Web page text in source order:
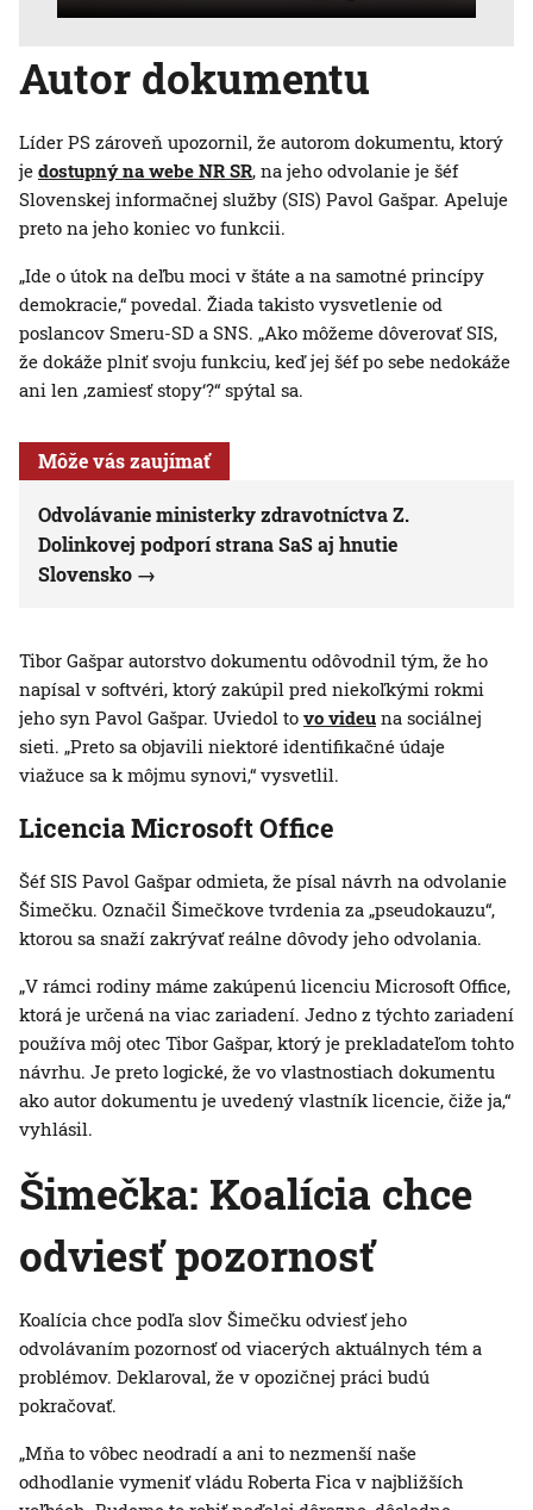
Autor dokumentu
Líder PS zároveň upozornil, že autorom dokumentu, ktorý
je dostupný na webe NR SR, na jeho odvolanie je šéf
Slovenskej informačnej služby (SIS) Pavol Gašpar. Apeluje
preto na jeho koniec vo funkcii.
„Ide o útok na deľbu moci v štáte a na samotné princípy
demokracie,“ povedal. Žiada takisto vysvetlenie od
poslancov Smeru-SD a SNS. „Ako môžeme dôverovať SIS,
že dokáže plniť svoju funkciu, keď jej šéf po sebe nedokáže
ani len ‚zamiesť stopy‘?“ spýtal sa.
Môže vás zaujímať
Odvolávanie ministerky zdravotníctva Z.
Dolinkovej podporí strana SaS aj hnutie
Slovensko
Tibor Gašpar autorstvo dokumentu odôvodnil tým, že ho
napísal v softvéri, ktorý zakúpil pred niekoľkými rokmi
jeho syn Pavol Gašpar. Uviedol to vo videu na sociálnej
sieti. „Preto sa objavili niektoré identifikačné údaje
viažuce sa k môjmu synovi,“ vysvetlil.
Licencia Microsoft Office
Šéf SIS Pavol Gašpar odmieta, že písal návrh na odvolanie
Šimečku. Označil Šimečkove tvrdenia za „pseudokauzu“,
ktorou sa snaží zakrývať reálne dôvody jeho odvolania.
„V rámci rodiny máme zakúpenú licenciu Microsoft Office,
ktorá je určená na viac zariadení. Jedno z týchto zariadení
používa môj otec Tibor Gašpar, ktorý je prekladateľom tohto
návrhu. Je preto logické, že vo vlastnostiach dokumentu
ako autor dokumentu je uvedený vlastník licencie, čiže ja,“
vyhlásil.
Šimečka: Koalícia chce
odviesť pozornosť
Koalícia chce podľa slov Šimečku odviesť jeho
odvolávaním pozornosť od viacerých aktuálnych tém a
problémov. Deklaroval, že v opozičnej práci budú
pokračovať.
„Mňa to vôbec neodradí a ani to nezmenší naše
odhodlanie vymeniť vládu Roberta Fica v najbližších